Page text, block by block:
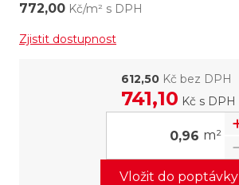
772,00 Kč/m² s DPH
Zjistit dostupnost
612,50 Kč bez DPH
741,10 Kč s DPH
m²
Vložit do poptávky